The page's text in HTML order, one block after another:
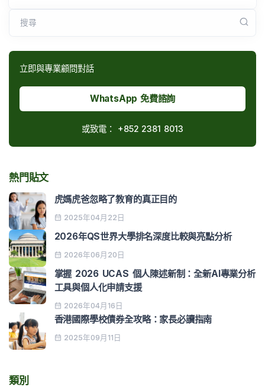
搜尋
立即與專業顧問對話
WhatsApp 免費諮詢
或致電： +852 2381 8013
熱門貼文
虎媽虎爸忽略了教育的真正目的
2025年04月22日
2026年QS世界大學排名深度比較與亮點分析
2026年06月20日
掌握 2026 UCAS 個人陳述新制：全新AI專業分析
工具與個人化申請支援
2026年04月16日
香港國際學校債券全攻略：家長必讀指南
2025年09月11日
類別